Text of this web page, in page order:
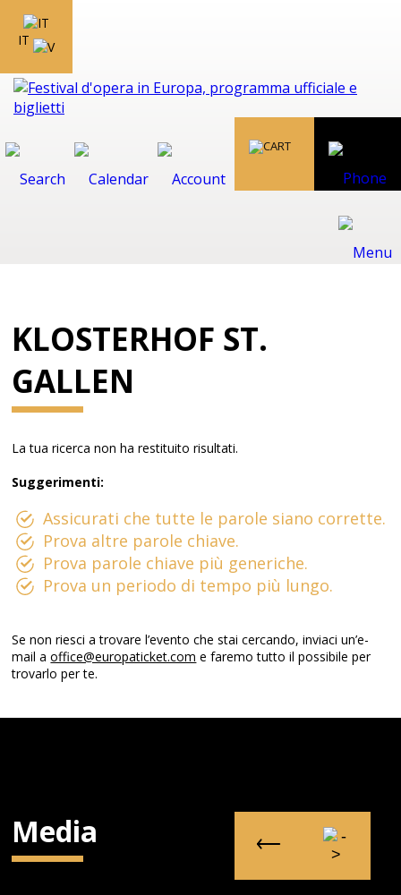
IT
KLOSTERHOF ST.
GALLEN
La tua ricerca non ha restituito risultati.
Suggerimenti:
Assicurati che tutte le parole siano corrette.
Prova altre parole chiave.
Prova parole chiave più generiche.
Prova un periodo di tempo più lungo.
Se non riesci a trovare l’evento che stai cercando, inviaci un’e-
mail aoffice@europaticket.com e faremo tutto il possibile per
trovarlo per te.
Media